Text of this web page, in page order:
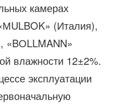
камерах
(Италия),
«BОLLMANN»
влажности 12±2%.
эксплуатации